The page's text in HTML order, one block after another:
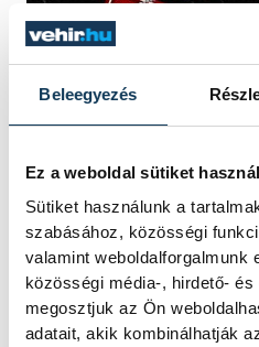
Beleegyezés
Ez a weboldal sütiket használ
Sütiket használunk a
szabásához, közösségi
valamint weboldalforgalmunk
közösségi média-, hirdető-
megosztjuk az Ön
adatait, akik kombinálhatják